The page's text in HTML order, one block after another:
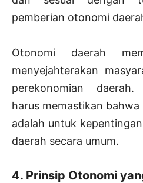
pemberian otonomi
Otonomi daerah
menyejahterakan
perekonomian
harus memastikan
adalah untuk
daerah secara umum.
4. Prinsip Otonomi